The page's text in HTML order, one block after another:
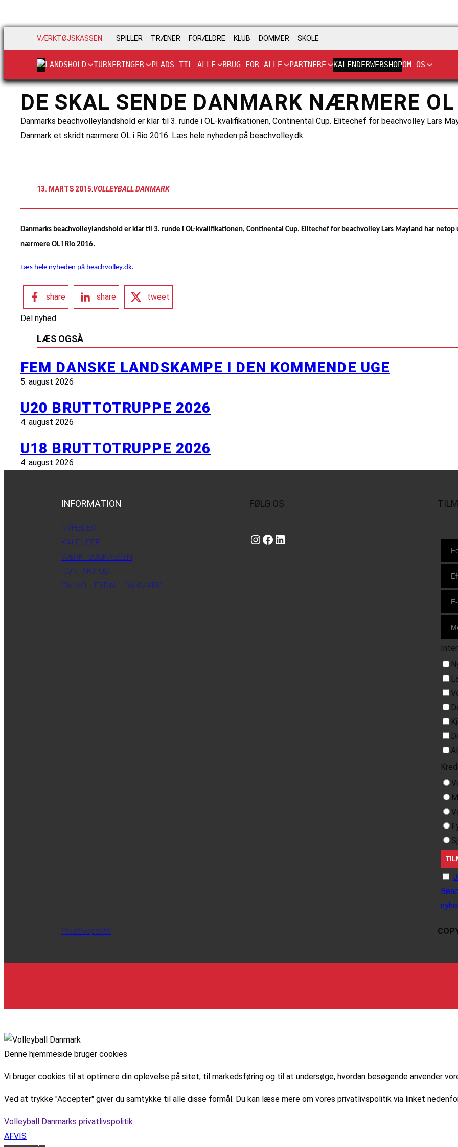
VÆRKTØJSKASSEN: SPILLER TRÆNER FORÆLDRE KLUB DOMMER SKOLE
LANDSHOLD TURNERINGER PLADS TIL ALLE BRUG FOR ALLE PARTNERE KALENDERWEBSHOPOM OS
DE SKAL SENDE DANMARK NÆRMERE
Danmarks beachvolleylandshold er klar til 3. runde i OL-kvalifikationen, Continental Cup. Elitechef for beachvolley Lars
Danmark et skridt nærmere OL i Rio 2016. Læs hele nyheden på beachvolley.dk.
13. MARTS 2015:VOLLEYBALL DANMARK
Danmarks beachvolleylandshold er klar til 3. runde i OL-kvalifikationen, Continental Cup. Elitechef for beachvolley Lars Mayland har
nærmere OL i Rio 2016.
Læs hele nyheden på beachvolley.dk.
share share tweet
Del nyhed
LÆS OGSÅ
FEM DANSKE LANDSKAMPE I DEN KOMMENDE UGE
5. august 2026
U20 BRUTTOTRUPPE 2026
4. august 2026
U18 BRUTTOTRUPPE 2026
4. august 2026
INFORMATION
NYHEDER
KALENDER
VÆRKTØJSKASSEN
KONTAKT OS
OM VOLLEYBALL DANMARK
FØLG OS
Instagram https://www.facebook.com/danishbeachvolleytour LinkedIn
Privatlivspolitik
Denne hjemmeside bruger cookies
Vi bruger cookies til at optimere din oplevelse på sitet, til markedsføring og til at undersøge, hvordan besøgende anvender
Ved at trykke "Accepter" giver du samtykke til alle disse formål. Du kan læse mere om vores privatlivspolitik via linket
Volleyball Danmarks privatlivspolitik
AFVIS